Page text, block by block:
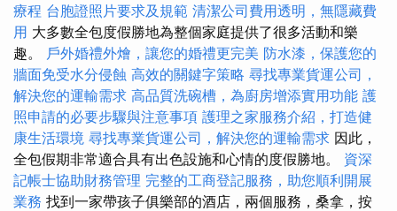
療程 台胞證照片要求及規範 清潔公司費用透明，無隱藏費
用 大多數全包度假勝地為整個家庭提供了很多活動和樂
趣。 戶外婚禮外燴，讓您的婚禮更完美 防水漆，保護您的
牆面免受水分侵蝕 高效的關鍵字策略 尋找專業貨運公司，
解決您的運輸需求 高品質洗碗槽，為廚房增添實用功能 護
照申請的必要步驟與注意事項 護理之家服務介紹，打造健
康生活環境 尋找專業貨運公司，解決您的運輸需求 因此，
全包假期非常適合具有出色設施和心情的度假勝地。 資深
記帳士協助財務管理 完整的工商登記服務，助您順利開展
業務 找到一家帶孩子俱樂部的酒店，兩個服務，桑拿，按